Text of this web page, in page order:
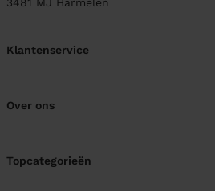
Klantenservice
Over ons
Topcategorieën